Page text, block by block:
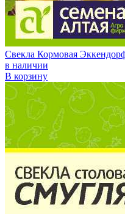
Свекла Кормовая
в наличии
В корзину